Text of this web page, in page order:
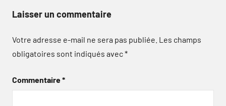
Laisser un commentaire
Votre adresse e-mail ne sera pas publiée. Les champs
obligatoires sont indiqués avec*
Commentaire*